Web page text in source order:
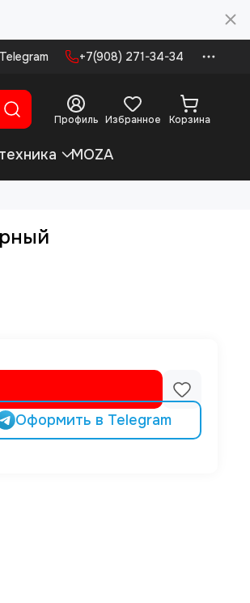
Telegram +7(908) 271-34-34
Профиль Избранное Корзина
MOZA
Оформить в Telegram